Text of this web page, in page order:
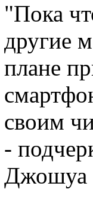
"Пока
другие
плане
своим
-
Джошуа